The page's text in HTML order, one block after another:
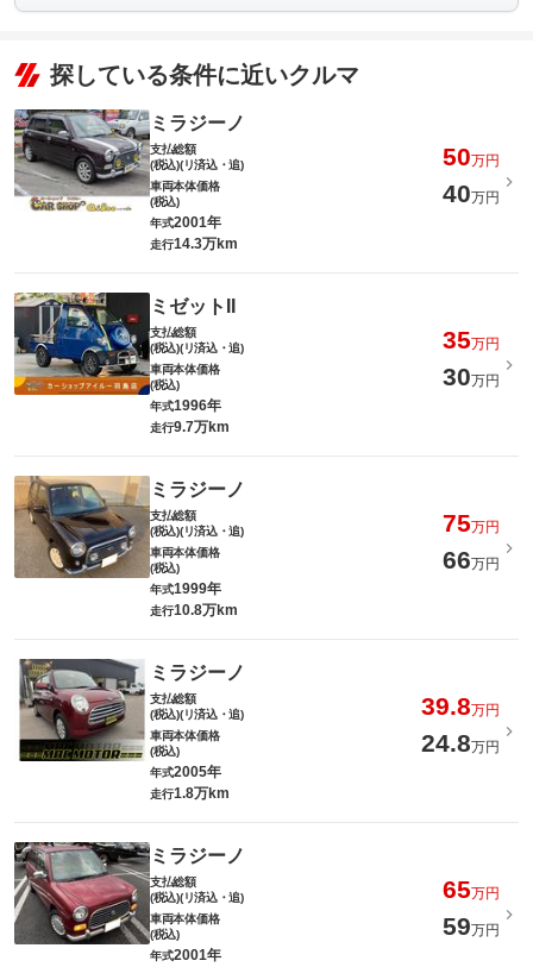
探している条件に近いクルマ
ミラジーノ
支払総額
(税込)(リ済込・追)
50万円
車両本体価格
(税込)
40万円
年式2001年
走行14.3万km
ミゼットII
支払総額
(税込)(リ済込・追)
35万円
車両本体価格
(税込)
30万円
年式1996年
走行9.7万km
ミラジーノ
支払総額
(税込)(リ済込・追)
75万円
車両本体価格
(税込)
66万円
年式1999年
走行10.8万km
ミラジーノ
支払総額
(税込)(リ済込・追)
39.8万円
車両本体価格
(税込)
24.8万円
年式2005年
走行1.8万km
ミラジーノ
支払総額
(税込)(リ済込・追)
65万円
車両本体価格
(税込)
59万円
年式2001年